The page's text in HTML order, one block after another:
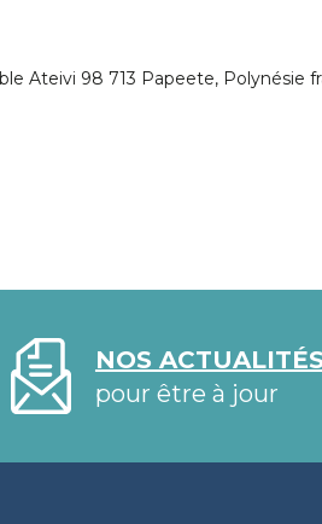
Ateivi 98 713 Papeete, Polynésie
NOS ACTUALITÉS
pour être à jour